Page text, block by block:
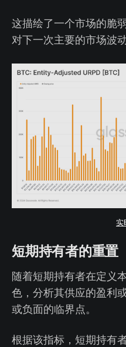
这描绘了一个市场的脆
对下一次主要的市场波
实
短期持有者的重置
随着短期持有者在定义
色，分析其供应的盈利
或负面的临界点。
根据该指标，短期持有